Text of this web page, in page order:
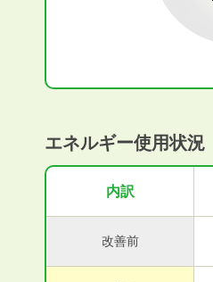
エネルギー使用状況
内訳
改善前